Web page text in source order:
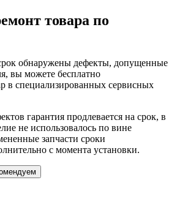
товара по
обнаружены дефекты, допущенные
вы можете бесплатно
в специализированных сервисных
гарантия продлевается на срок, в
не использовалось по вине
запчасти сроки
с момента установки.